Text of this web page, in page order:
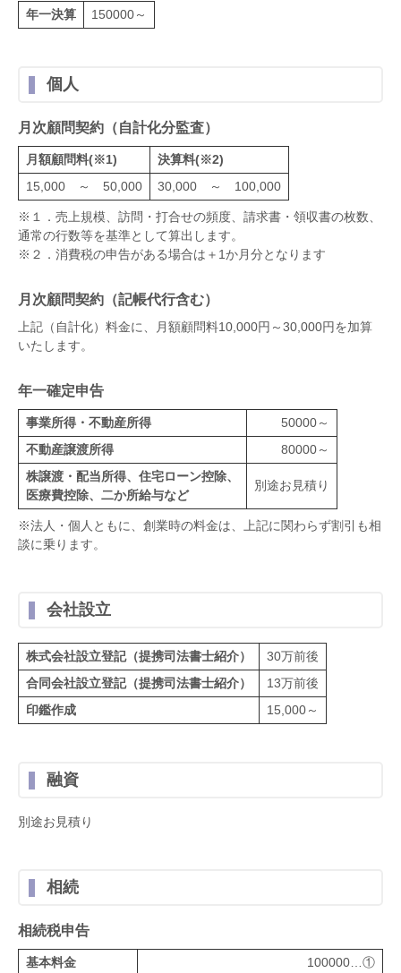
年一決算 150000～
個人
月次顧問契約（自計化分監査）
月額顧問料(※1)
決算料(※2)
15,000 ～ 50,000
30,000 ～ 100,000
※１．売上規模、訪問・打合せの頻度、請求書・領収書の枚数、
通常の行数等を基準として算出します。
※２．消費税の申告がある場合は＋1か月分となります
月次顧問契約（記帳代行含む）
上記（自計化）料金に、月額顧問料10,000円～30,000円を加算
いたします。
年一確定申告
事業所得・不動産所得
50000～
不動産譲渡所得
80000～
株譲渡・配当所得、住宅ローン控除、
医療費控除、二か所給与など
別途お見積り
※法人・個人ともに、創業時の料金は、上記に関わらず割引も相
談に乗ります。
会社設立
株式会社設立登記（提携司法書士紹介）
30万前後
合同会社設立登記（提携司法書士紹介）
13万前後
印鑑作成
15,000～
融資
別途お見積り
相続
相続税申告
基本料金
100000…①